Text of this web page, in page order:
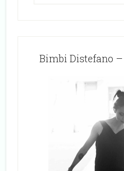
Bimbi Distefano